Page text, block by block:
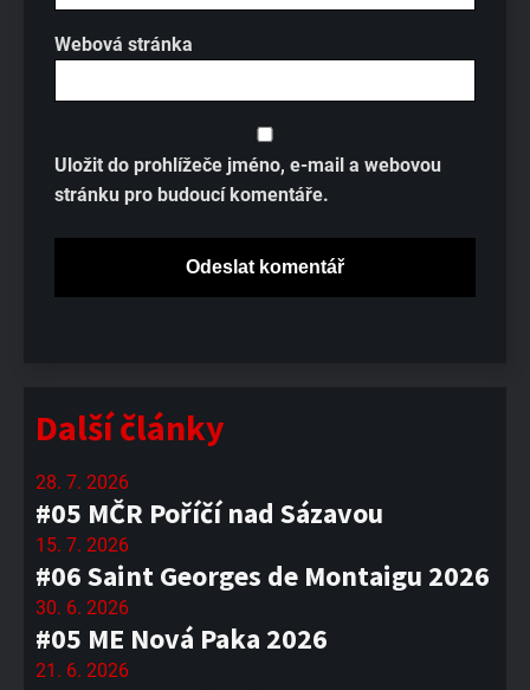
Webová stránka
Uložit do prohlížeče jméno, e-mail a webovou
stránku pro budoucí komentáře.
Další články
28. 7. 2026
#05 MČR Poříčí nad Sázavou
15. 7. 2026
#06 Saint Georges de Montaigu 2026
30. 6. 2026
#05 ME Nová Paka 2026
21. 6. 2026